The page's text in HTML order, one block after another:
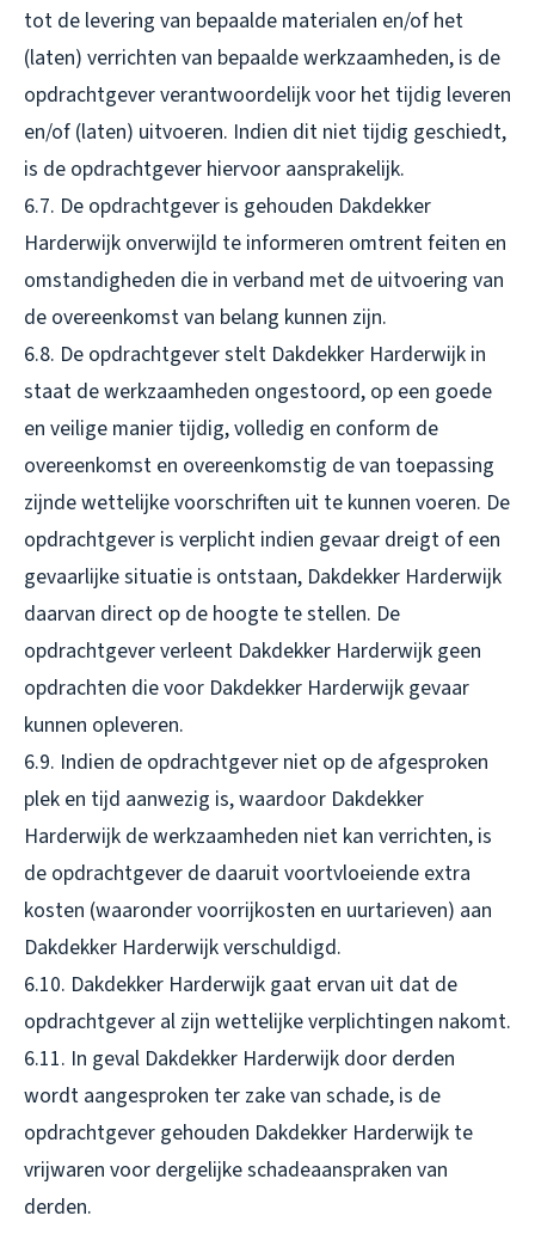
tot de levering van bepaalde materialen en/of het
(laten) verrichten van bepaalde werkzaamheden, is de
opdrachtgever verantwoordelijk voor het tijdig leveren
en/of (laten) uitvoeren. Indien dit niet tijdig geschiedt,
is de opdrachtgever hiervoor aansprakelijk.
6.7. De opdrachtgever is gehouden Dakdekker
Harderwijk onverwijld te informeren omtrent feiten en
omstandigheden die in verband met de uitvoering van
de overeenkomst van belang kunnen zijn.
6.8. De opdrachtgever stelt Dakdekker Harderwijk in
staat de werkzaamheden ongestoord, op een goede
en veilige manier tijdig, volledig en conform de
overeenkomst en overeenkomstig de van toepassing
zijnde wettelijke voorschriften uit te kunnen voeren. De
opdrachtgever is verplicht indien gevaar dreigt of een
gevaarlijke situatie is ontstaan, Dakdekker Harderwijk
daarvan direct op de hoogte te stellen. De
opdrachtgever verleent Dakdekker Harderwijk geen
opdrachten die voor Dakdekker Harderwijk gevaar
kunnen opleveren.
6.9. Indien de opdrachtgever niet op de afgesproken
plek en tijd aanwezig is, waardoor Dakdekker
Harderwijk de werkzaamheden niet kan verrichten, is
de opdrachtgever de daaruit voortvloeiende extra
kosten (waaronder voorrijkosten en uurtarieven) aan
Dakdekker Harderwijk verschuldigd.
6.10. Dakdekker Harderwijk gaat ervan uit dat de
opdrachtgever al zijn wettelijke verplichtingen nakomt.
6.11. In geval Dakdekker Harderwijk door derden
wordt aangesproken ter zake van schade, is de
opdrachtgever gehouden Dakdekker Harderwijk te
vrijwaren voor dergelijke schadeaanspraken van
derden.